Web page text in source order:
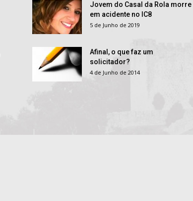
Jovem do Casal da Rola morre
em acidente no IC8
5 de Junho de 2019
Afinal, o que faz um
solicitador?
4 de Junho de 2014